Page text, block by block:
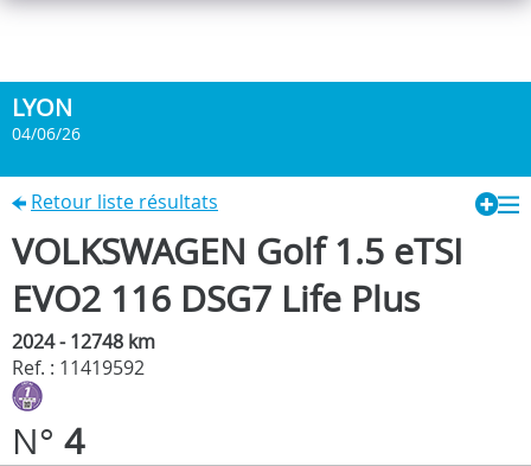
LYON
04/06/26
Retour liste résultats
VOLKSWAGEN Golf 1.5 eTSI
EVO2 116 DSG7 Life Plus
2024 - 12748 km
Ref. : 11419592
N° 4